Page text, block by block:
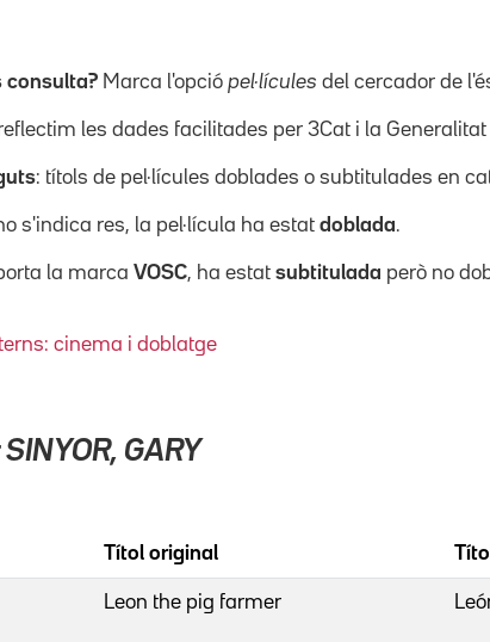
consulta? Marca l'opció pel·lícules del cercador de
les dades facilitades per 3Cat i la
: títols de pel·lícules doblades o subtitulades en
s'indica res, la pel·lícula ha estat doblada.
la marca VOSC, ha estat subtitulada però no
cinema i doblatge
SINYOR, GARY
Títol original
Leon the pig farmer